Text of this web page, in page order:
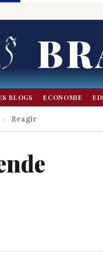
BLOGS ECONOMIE
› Reagir